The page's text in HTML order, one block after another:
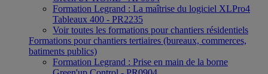
Formation Legrand : La maîtrise du logiciel XLPro4
Tableaux 400 - PR2235
Voir toutes les formations pour chantiers résidentiels
Formations pour chantiers tertiaires (bureaux, commerces,
batiments publics)
Formation Legrand : Prise en main de la borne